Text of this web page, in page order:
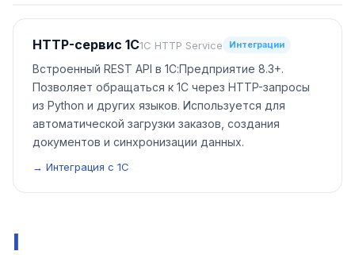
HTTP-сервис 1С1C HTTP Service Интеграции
Встроенный REST API в 1С:Предприятие 8.3+.
Позволяет обращаться к 1С через HTTP-запросы
из Python и других языков. Используется для
автоматической загрузки заказов, создания
документов и синхронизации данных.
→ Интеграция с 1С
I